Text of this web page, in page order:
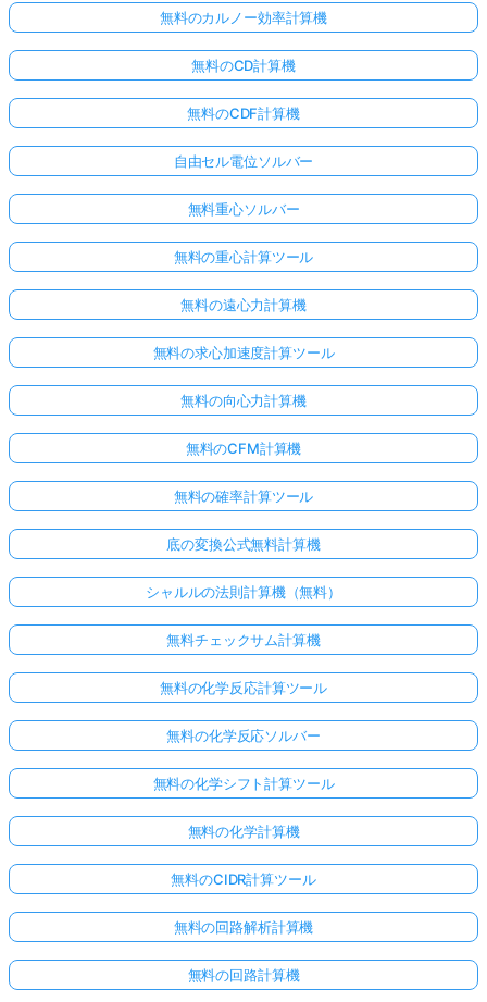
無料のカルノー効率計算機
無料のCD計算機
無料のCDF計算機
自由セル電位ソルバー
無料重心ソルバー
無料の重心計算ツール
無料の遠心力計算機
無料の求心加速度計算ツール
無料の向心力計算機
無料のCFM計算機
無料の確率計算ツール
底の変換公式無料計算機
シャルルの法則計算機（無料）
無料チェックサム計算機
無料の化学反応計算ツール
無料の化学反応ソルバー
無料の化学シフト計算ツール
無料の化学計算機
無料のCIDR計算ツール
無料の回路解析計算機
無料の回路計算機